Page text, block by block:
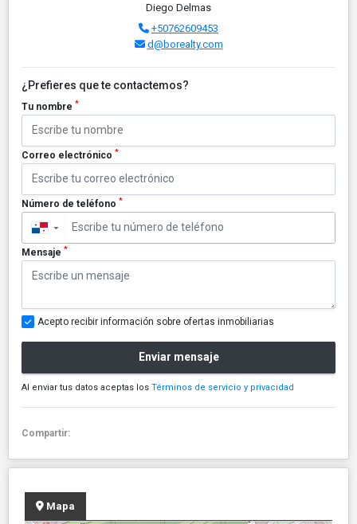
Diego Delmas
+50762609453
d@borealty.com
¿Prefieres que te contactemos?
Tu nombre *
Correo electrónico *
Número de teléfono *
▼
Mensaje *
Acepto recibir información sobre ofertas inmobiliarias
Enviar mensaje
Al enviar tus datos aceptas los Términos de servicio y privacidad
Compartir:
Mapa